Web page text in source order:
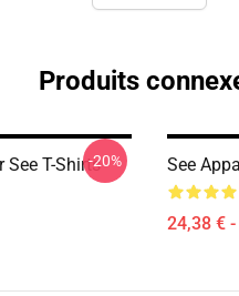
Produits
See T-Shirts-20% See
24,38 €